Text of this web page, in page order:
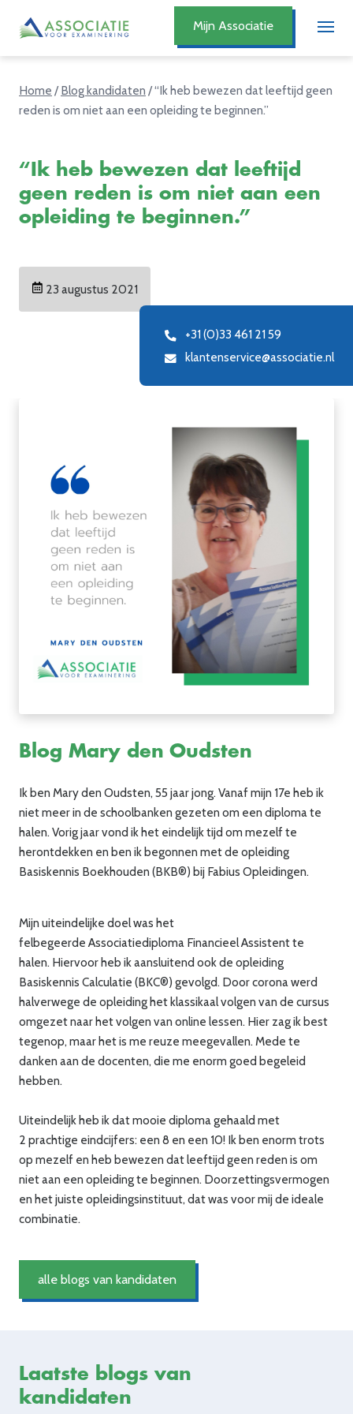
Mijn Associatie
Home /Blog kandidaten /“Ik heb bewezen dat leeftijd geen
reden is om niet aan een opleiding te beginnen.”
“Ik heb bewezen dat leeftijd
geen reden is om niet aan een
opleiding te beginnen.”
23 augustus 2021
+31 (0)33 461 21 59
klantenservice@associatie.nl
Blog Mary den Oudsten
Ik ben Mary den Oudsten, 55 jaar jong. Vanaf mijn 17e heb ik
niet meer in de schoolbanken gezeten om een diploma te
halen. Vorig jaar vond ik het eindelijk tijd om mezelf te
herontdekken en ben ik begonnen met de opleiding
Basiskennis Boekhouden (BKB®) bij Fabius Opleidingen.
Mijn uiteindelijke doel was het
felbegeerde Associatiediploma Financieel Assistent te
halen. Hiervoor heb ik aansluitend ook de opleiding
Basiskennis Calculatie (BKC®) gevolgd. Door corona werd
halverwege de opleiding het klassikaal volgen van de cursus
omgezet naar het volgen van online lessen. Hier zag ik best
tegenop, maar het is me reuze meegevallen. Mede te
danken aan de docenten, die me enorm goed begeleid
hebben.
Uiteindelijk heb ik dat mooie diploma gehaald met
2 prachtige eindcijfers: een 8 en een 10! Ik ben enorm trots
op mezelf en heb bewezen dat leeftijd geen reden is om
niet aan een opleiding te beginnen. Doorzettingsvermogen
en het juiste opleidingsinstituut, dat was voor mij de ideale
combinatie.
alle blogs van kandidaten
Laatste blogs van
kandidaten